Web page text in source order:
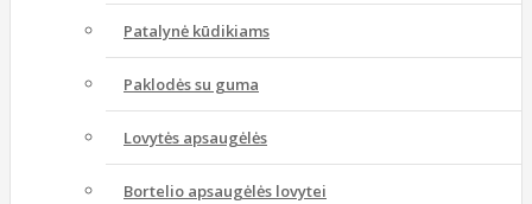
Patalynė kūdikiams
Paklodės su guma
Lovytės apsaugėlės
Bortelio apsaugėlės lovytei